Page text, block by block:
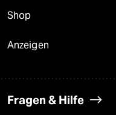
Shop
Anzeigen
Fragen & Hilfe